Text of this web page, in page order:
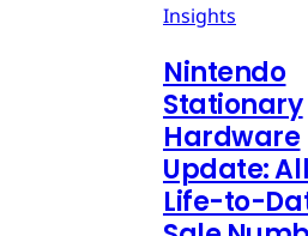
Insights
Nintendo
Stationary
Hardware
Update: All
Life-to-